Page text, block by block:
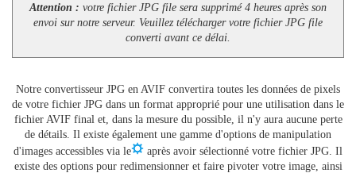
Attention : votre fichier JPG file sera supprimé 4 heures après son
envoi sur notre serveur. Veuillez télécharger votre fichier JPG file
converti avant ce délai.
Notre convertisseur JPG en AVIF convertira toutes les données de pixels
de votre fichier JPG dans un format approprié pour une utilisation dans le
fichier AVIF final et, dans la mesure du possible, il n'y aura aucune perte
de détails. Il existe également une gamme d'options de manipulation
d'images accessibles via le
après avoir sélectionné votre fichier JPG. Il
existe des options pour redimensionner et faire pivoter votre image, ainsi